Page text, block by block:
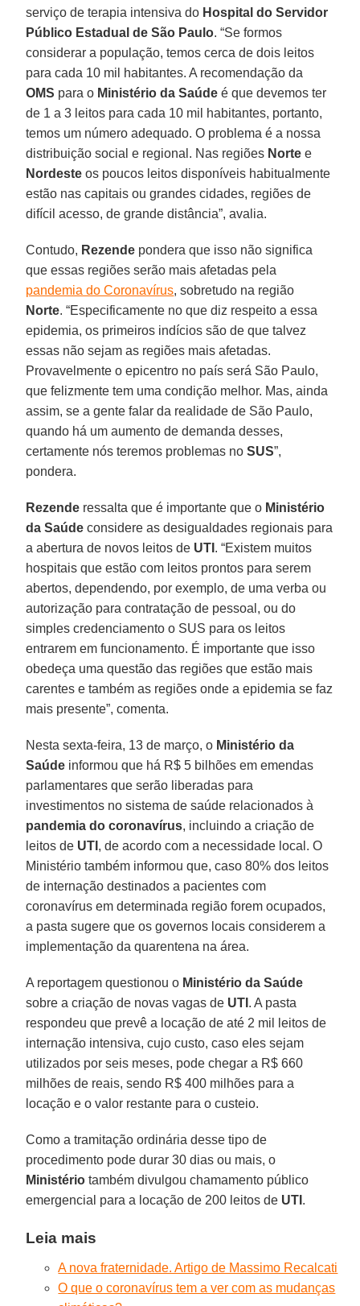
serviço de terapia intensiva do Hospital do Servidor
Público Estadual de São Paulo. “Se formos
considerar a população, temos cerca de dois leitos
para cada 10 mil habitantes. A recomendação da
OMS para o Ministério da Saúde é que devemos ter
de 1 a 3 leitos para cada 10 mil habitantes, portanto,
temos um número adequado. O problema é a nossa
distribuição social e regional. Nas regiões Norte e
Nordeste os poucos leitos disponíveis habitualmente
estão nas capitais ou grandes cidades, regiões de
difícil acesso, de grande distância”, avalia.
Contudo, Rezende pondera que isso não significa
que essas regiões serão mais afetadas pela
pandemia do Coronavírus, sobretudo na região
Norte. “Especificamente no que diz respeito a essa
epidemia, os primeiros indícios são de que talvez
essas não sejam as regiões mais afetadas.
Provavelmente o epicentro no país será São Paulo,
que felizmente tem uma condição melhor. Mas, ainda
assim, se a gente falar da realidade de São Paulo,
quando há um aumento de demanda desses,
certamente nós teremos problemas noSUS”,
pondera.
Rezende ressalta que é importante que o Ministério
da Saúde considere as desigualdades regionais para
a abertura de novos leitos de UTI . “Existem muitos
hospitais que estão com leitos prontos para serem
abertos, dependendo, por exemplo, de uma verba ou
autorização para contratação de pessoal, ou do
simples credenciamento o SUS para os leitos
entrarem em funcionamento. É importante que isso
obedeça uma questão das regiões que estão mais
carentes e também as regiões onde a epidemia se faz
mais presente”, comenta.
Nesta sexta-feira, 13 de março, o Ministério da
Saúde informou que há R$ 5 bilhões em emendas
parlamentares que serão liberadas para
investimentos no sistema de saúde relacionados à
pandemia do coronavírus, incluindo a criação de
leitos de UTI , de acordo com a necessidade local. O
Ministério também informou que, caso 80% dos leitos
de internação destinados a pacientes com
coronavírus em determinada região forem ocupados,
a pasta sugere que os governos locais considerem a
implementação da quarentena na área.
A reportagem questionou o Ministério da Saúde
sobre a criação de novas vagas de UTI . A pasta
respondeu que prevê a locação de até 2 mil leitos de
internação intensiva, cujo custo, caso eles sejam
utilizados por seis meses, pode chegar a R$ 660
milhões de reais, sendo R$ 400 milhões para a
locação e o valor restante para o custeio.
Como a tramitação ordinária desse tipo de
procedimento pode durar 30 dias ou mais, o
Ministério também divulgou chamamento público
emergencial para a locação de 200 leitos de UTI .
Leia mais
A nova fraternidade. Artigo de Massimo Recalcati
O que o coronavírus tem a ver com as mudanças